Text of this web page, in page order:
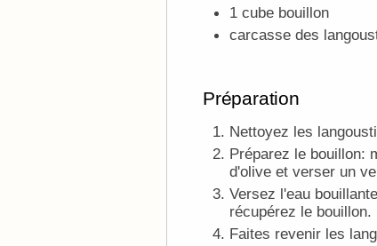
1 cube bouillon
carcasse des
Préparation
Nettoyez les
Préparez le bouillon:
d'olive et verser un
Versez l'eau
récupérez le bouillon.
Faites revenir les